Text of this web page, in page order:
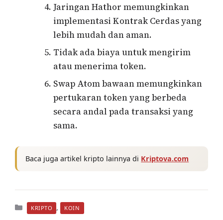
Jaringan Hathor memungkinkan
implementasi Kontrak Cerdas yang
lebih mudah dan aman.
Tidak ada biaya untuk mengirim
atau menerima token.
Swap Atom bawaan memungkinkan
pertukaran token yang berbeda
secara andal pada transaksi yang
sama.
Baca juga artikel kripto lainnya di Kriptova.com
Kategori
KRIPTO , KOIN